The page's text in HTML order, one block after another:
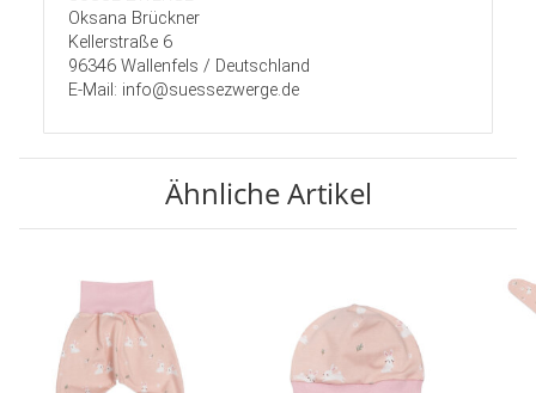
Oksana Brückner
Kellerstraße 6
96346 Wallenfels / Deutschland
E-Mail: info@suessezwerge.de
Ähnliche Artikel